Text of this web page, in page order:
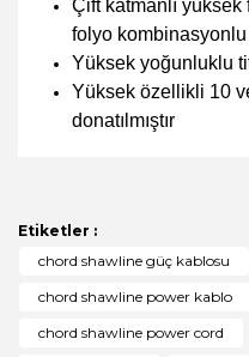
Çift katmanlı
folyo
Yüksek yoğunluklu
Yüksek özellikli 10
donatılmıştır
Ürün bilgilerinde hatalar
Etiketler :
chord shawline güç kablosu
chord shawline power kablo
chord shawline power cord